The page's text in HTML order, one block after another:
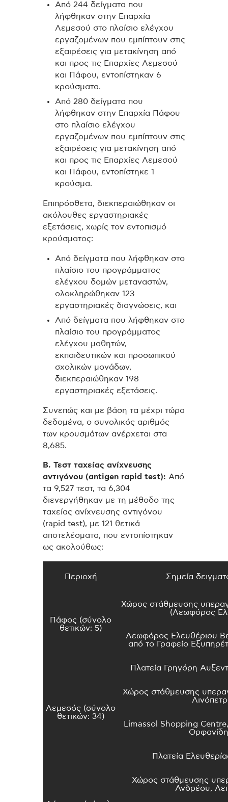
Από 244 δείγματα που
λήφθηκαν στην Επαρχία
Λεμεσού στο πλαίσιο ελέγχου
εργαζομένων που εμπίπτουν στις
εξαιρέσεις για μετακίνηση από
και προς τις Επαρχίες Λεμεσού
και Πάφου, εντοπίστηκαν 6
κρούσματα.
Από 280 δείγματα που
λήφθηκαν στην Επαρχία Πάφου
στο πλαίσιο ελέγχου
εργαζομένων που εμπίπτουν στις
εξαιρέσεις για μετακίνηση από
και προς τις Επαρχίες Λεμεσού
και Πάφου, εντοπίστηκε 1
κρούσμα.
Επιπρόσθετα, διεκπεραιώθηκαν οι
ακόλουθες εργαστηριακές
εξετάσεις, χωρίς τον εντοπισμό
κρούσματος:
Από δείγματα που λήφθηκαν στο
πλαίσιο του προγράμματος
ελέγχου δομών μεταναστών,
ολοκληρώθηκαν 123
εργαστηριακές διαγνώσεις, και
Από δείγματα που λήφθηκαν στο
πλαίσιο του προγράμματος
ελέγχου μαθητών,
εκπαιδευτικών και προσωπικού
σχολικών μονάδων,
διεκπεραιώθηκαν 198
εργαστηριακές εξετάσεις.
Συνεπώς και με βάση τα μέχρι τώρα
δεδομένα, ο συνολικός αριθμός
των κρουσμάτων ανέρχεται στα
8,685.
Β. Τεστ ταχείας ανίχνευσης
αντιγόνου (antigen rapid test): Από
τα 9,527 τεστ, τα 6,304
διενεργήθηκαν με τη μέθοδο της
ταχείας ανίχνευσης αντιγόνου
(rapid test), με 121 θετικά
αποτελέσματα, που εντοπίστηκαν
ως ακολούθως:
Περιοχή Σημεία
Πάφος (σύνολο
θετικών: 5)
Χώρος στάθμευσης
(Λεωφόρος
Λεωφόρος Ελευθέριου
από το Γραφείο
Λεμεσός (σύνολο
θετικών: 34)
Πλατεία Γρηγόρη
Χώρος στάθμευσης
Limassol Shopping
Πλατεία
Χώρος στάθμευσης
Ανδρέου,